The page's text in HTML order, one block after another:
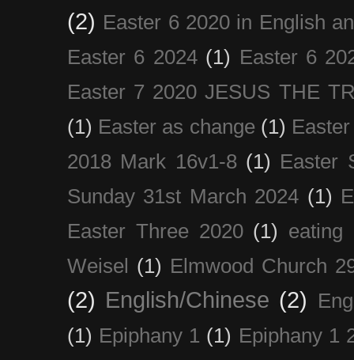
(2) Easter 6 2020 in English
Easter 6 2024 (1) Easter 6
Easter 7 2020 JESUS THE
(1) Easter as change (1)
2018 Mark 16v1-8 (1) Easter
Sunday 31st March 2024 (1)
Easter Three 2020 (1) eating
Weisel
(1) Elmwood Church
(2) English/Chinese (2)
(1) Epiphany 1 (1) Epiphany 1